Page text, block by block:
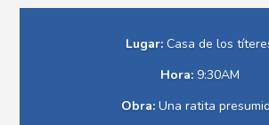
Lugar: Casa de los
Hora:9:30AM
Obra: Una ratita